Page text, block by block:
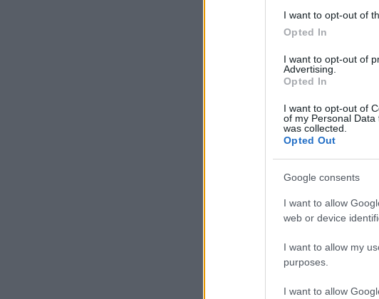
I want to opt-out of
Opted In
I want to opt-out of
Advertising.
Opted In
I want to opt-out of
of my Personal
was collected.
Opted Out
Google consents
I want to allow
web or device
I want to allow my
purposes.
I want to allow